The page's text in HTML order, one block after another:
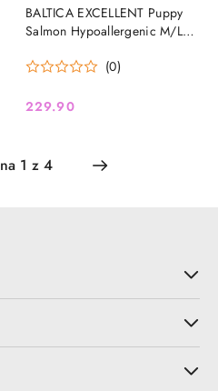
BALTICA EXCELLENT Puppy
Salmon Hypoallergenic M/L 9
łososiem dla szczeniąt
(0)
Cena:
229.90